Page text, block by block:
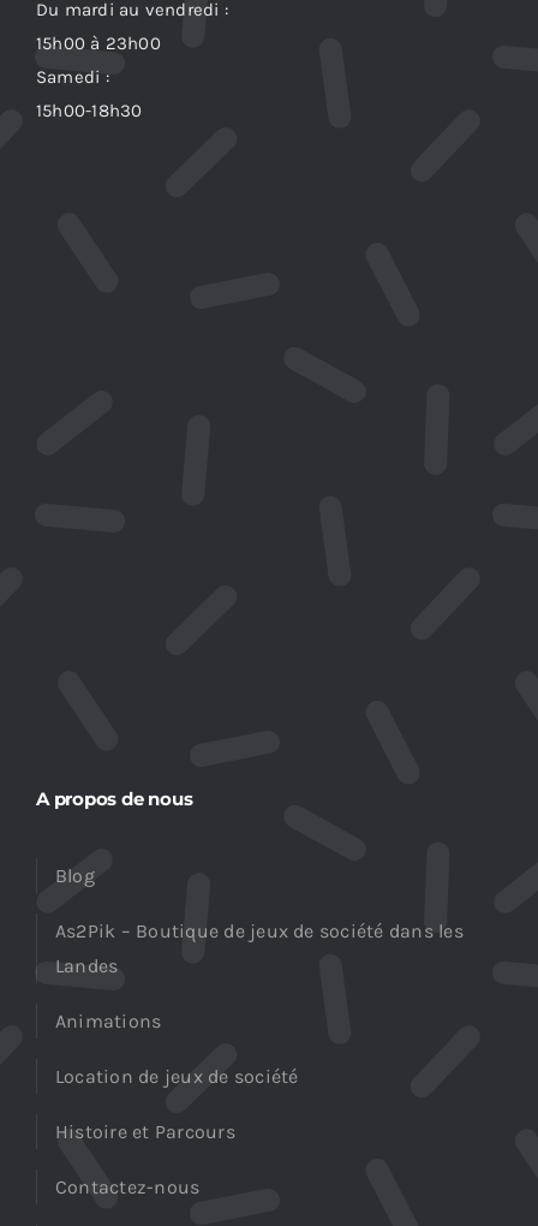
Du mardi au vendredi :
15h00 à 23h00
Samedi :
15h00-18h30
A propos de nous
Blog
As2Pik – Boutique de jeux de société dans les
Landes
Animations
Location de jeux de société
Histoire et Parcours
Contactez-nous